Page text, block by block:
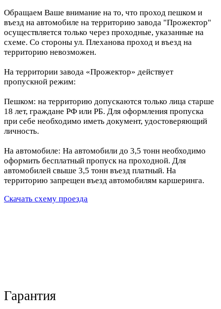
Обращаем Ваше внимание на то, что проход пешком и
въезд на автомобиле на территорию завода "Прожектор"
осуществляется только через проходные, указанные на
схеме. Со стороны ул. Плеханова проход и въезд на
территорию невозможен.
На территории завода «Прожектор» действует
пропускной режим:
Пешком: на территорию допускаются только лица старше
18 лет, граждане РФ или РБ. Для оформления пропуска
при себе необходимо иметь документ, удостоверяющий
личность.
На автомобиле: На автомобили до 3,5 тонн необходимо
оформить бесплатный пропуск на проходной. Для
автомобилей свыше 3,5 тонн въезд платный. На
территорию запрещен въезд автомобилям каршеринга.
Скачать схему проезда
Гарантия